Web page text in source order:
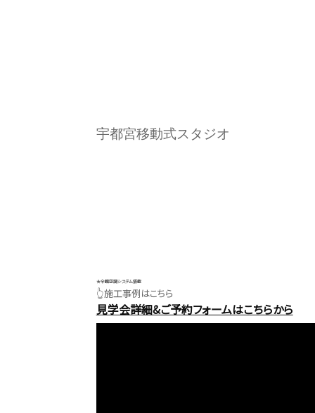
宇都宮移動式スタジオ
★全館空調システム搭載
👆施工事例はこちら
見学会詳細&ご予約フォームはこちらから